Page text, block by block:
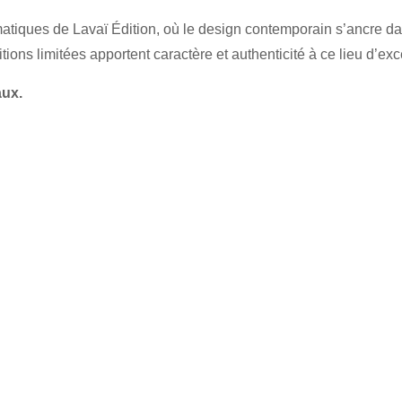
de Lavaï Édition, où le design contemporain s’ancre
limitées apportent caractère et authenticité à ce lieu